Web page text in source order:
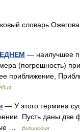
словарь
— наилучшее
(погрешность)
приближение,
— У этого термина
Пусть даны две
…
Википедия